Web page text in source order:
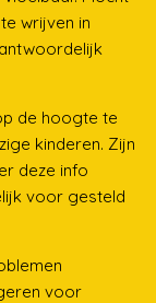
wrijven in
de hoogte te
kinderen. Zijn
deze info
voor gesteld
voor